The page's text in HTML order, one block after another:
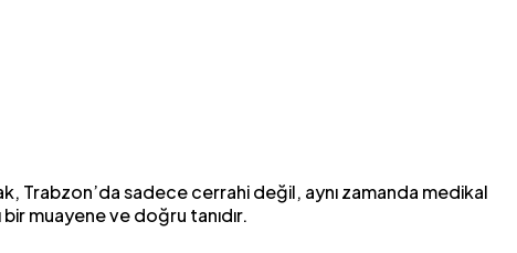
Trabzon’da sadece cerrahi değil, aynı zamanda medikal
muayene ve doğru tanıdır.